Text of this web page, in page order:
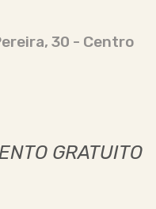
30 - Centro
GRATUITO